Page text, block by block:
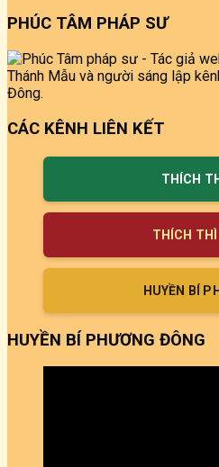
PHÚC TÂM PHÁP SƯ
CÁC KÊNH LIÊN KẾT
THÍCH
THÍCH THÌ
HUYỀN BÍ
HUYỀN BÍ PHƯƠNG ĐÔNG